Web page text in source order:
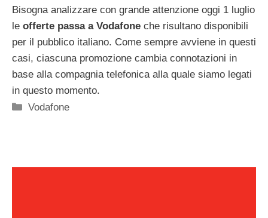
Bisogna analizzare con grande attenzione oggi 1 luglio
le offerte passa a Vodafone che risultano disponibili
per il pubblico italiano. Come sempre avviene in questi
casi, ciascuna promozione cambia connotazioni in
base alla compagnia telefonica alla quale siamo legati
in questo momento.
Categorie
Vodafone